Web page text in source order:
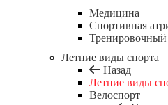
Медицина
Спортивная
Тренировочный
Летние виды спорта
Назад
Летние виды
Велоспорт